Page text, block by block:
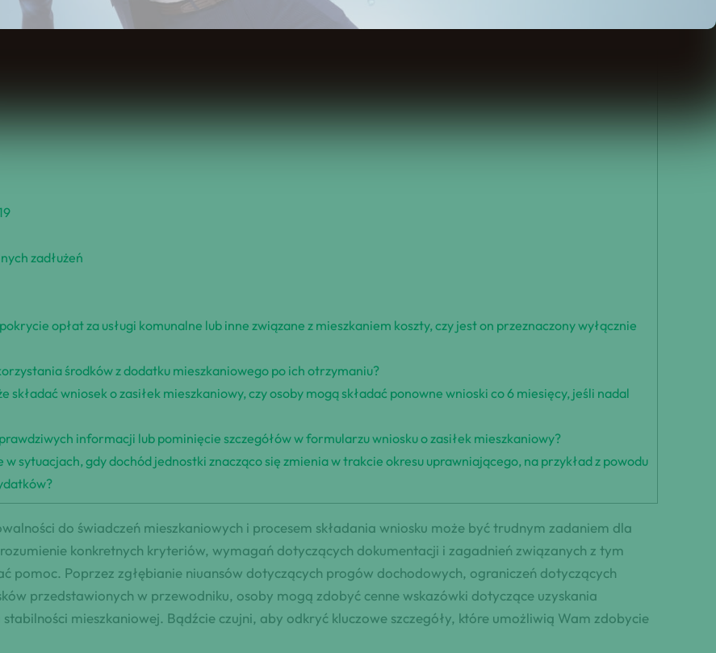
zadłużeń
opłat za usługi komunalne lub inne związane z mieszkaniem koszty, czy jest on przeznaczony wyłącznie
środków z dodatku mieszkaniowego po ich otrzymaniu?
składać wniosek o zasiłek mieszkaniowy, czy osoby mogą składać ponowne wnioski co 6 miesięcy, jeśli nadal
informacji lub pominięcie szczegółów w formularzu wniosku o zasiłek mieszkaniowy?
sytuacjach, gdy dochód jednostki znacząco się zmienia w trakcie okresu uprawniającego, na przykład z powodu
do świadczeń mieszkaniowych i procesem składania wniosku może być trudnym zadaniem dla
konkretnych kryteriów, wymagań dotyczących dokumentacji i zagadnień związanych z tym
pomoc. Poprzez zgłębianie niuansów dotyczących progów dochodowych, ograniczeń dotyczących
przedstawionych w przewodniku, osoby mogą zdobyć cenne wskazówki dotyczące uzyskania
mieszkaniowej. Bądźcie czujni, aby odkryć kluczowe szczegóły, które umożliwią Wam zdobycie